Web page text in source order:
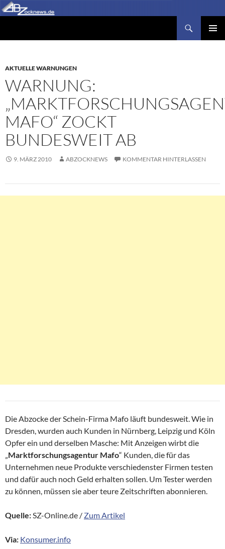
Zum
Inhalt
AKTUELLE WARNUNGEN
WARNUNG:
MAFO“ ZOCKT
BUNDESWEIT AB
9. MÄRZ 2010 ABZOCKNEWS KOMMENTAR HINTERLASSEN
Die Abzocke der Schein-Firma Mafo läuft bundesweit. Wie in
Dresden, wurden auch Kunden in Nürnberg, Leipzig und Köln
Opfer ein und derselben Masche: Mit Anzeigen wirbt die
„Marktforschungsagentur Mafo“ Kunden, die für das
Unternehmen neue Produkte verschiedenster Firmen testen
und dafür auch noch Geld erhalten sollen. Um Tester werden
zu können, müssen sie aber teure Zeitschriften abonnieren.
Quelle:SZ-Online.de / Zum Artikel
Via: Konsumer.info